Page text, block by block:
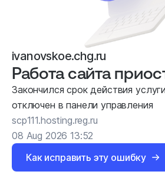
ivanovskoe.chg.ru
Работа сайта
Закончился срок действия
отключен в панели управления
scp111.hosting.reg.ru
08 Aug 2026 13:52
Как исправить эту ошибку